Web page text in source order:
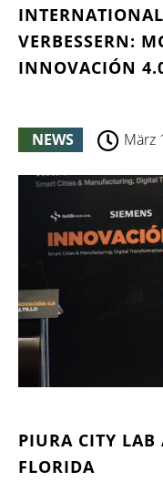
VERBESSERN:
INNOVACIÓN
NEWS März
PIURA CITY
FLORIDA